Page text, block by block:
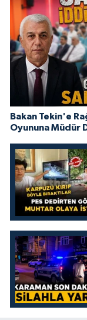
Bakan Tekin'e
Oyununa Müdür